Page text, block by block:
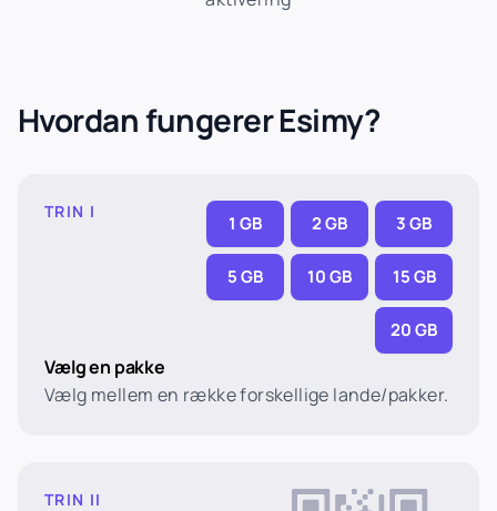
Hvordan fungerer Esimy?
TRIN I
1 GB 2 GB 3 GB
5 GB 10 GB 15 GB
20 GB
Vælg en pakke
Vælg mellem en række forskellige lande/pakker.
TRIN II